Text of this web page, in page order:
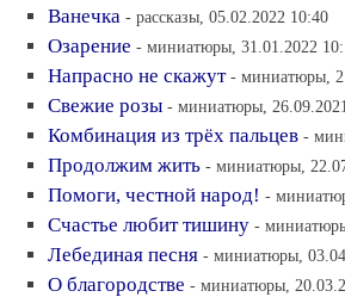
Ванечка - рассказы, 05.02.2022 10:40
Озарение - миниатюры, 31.01.2022
Напрасно не скажут - миниатюры,
Свежие розы - миниатюры,
Комбинация из трёх пальцев -
Продолжим жить - миниатюры,
Помоги, честной народ! -
Счастье любит тишину -
Лебединая песня - миниатюры,
О благородстве - миниатюры,